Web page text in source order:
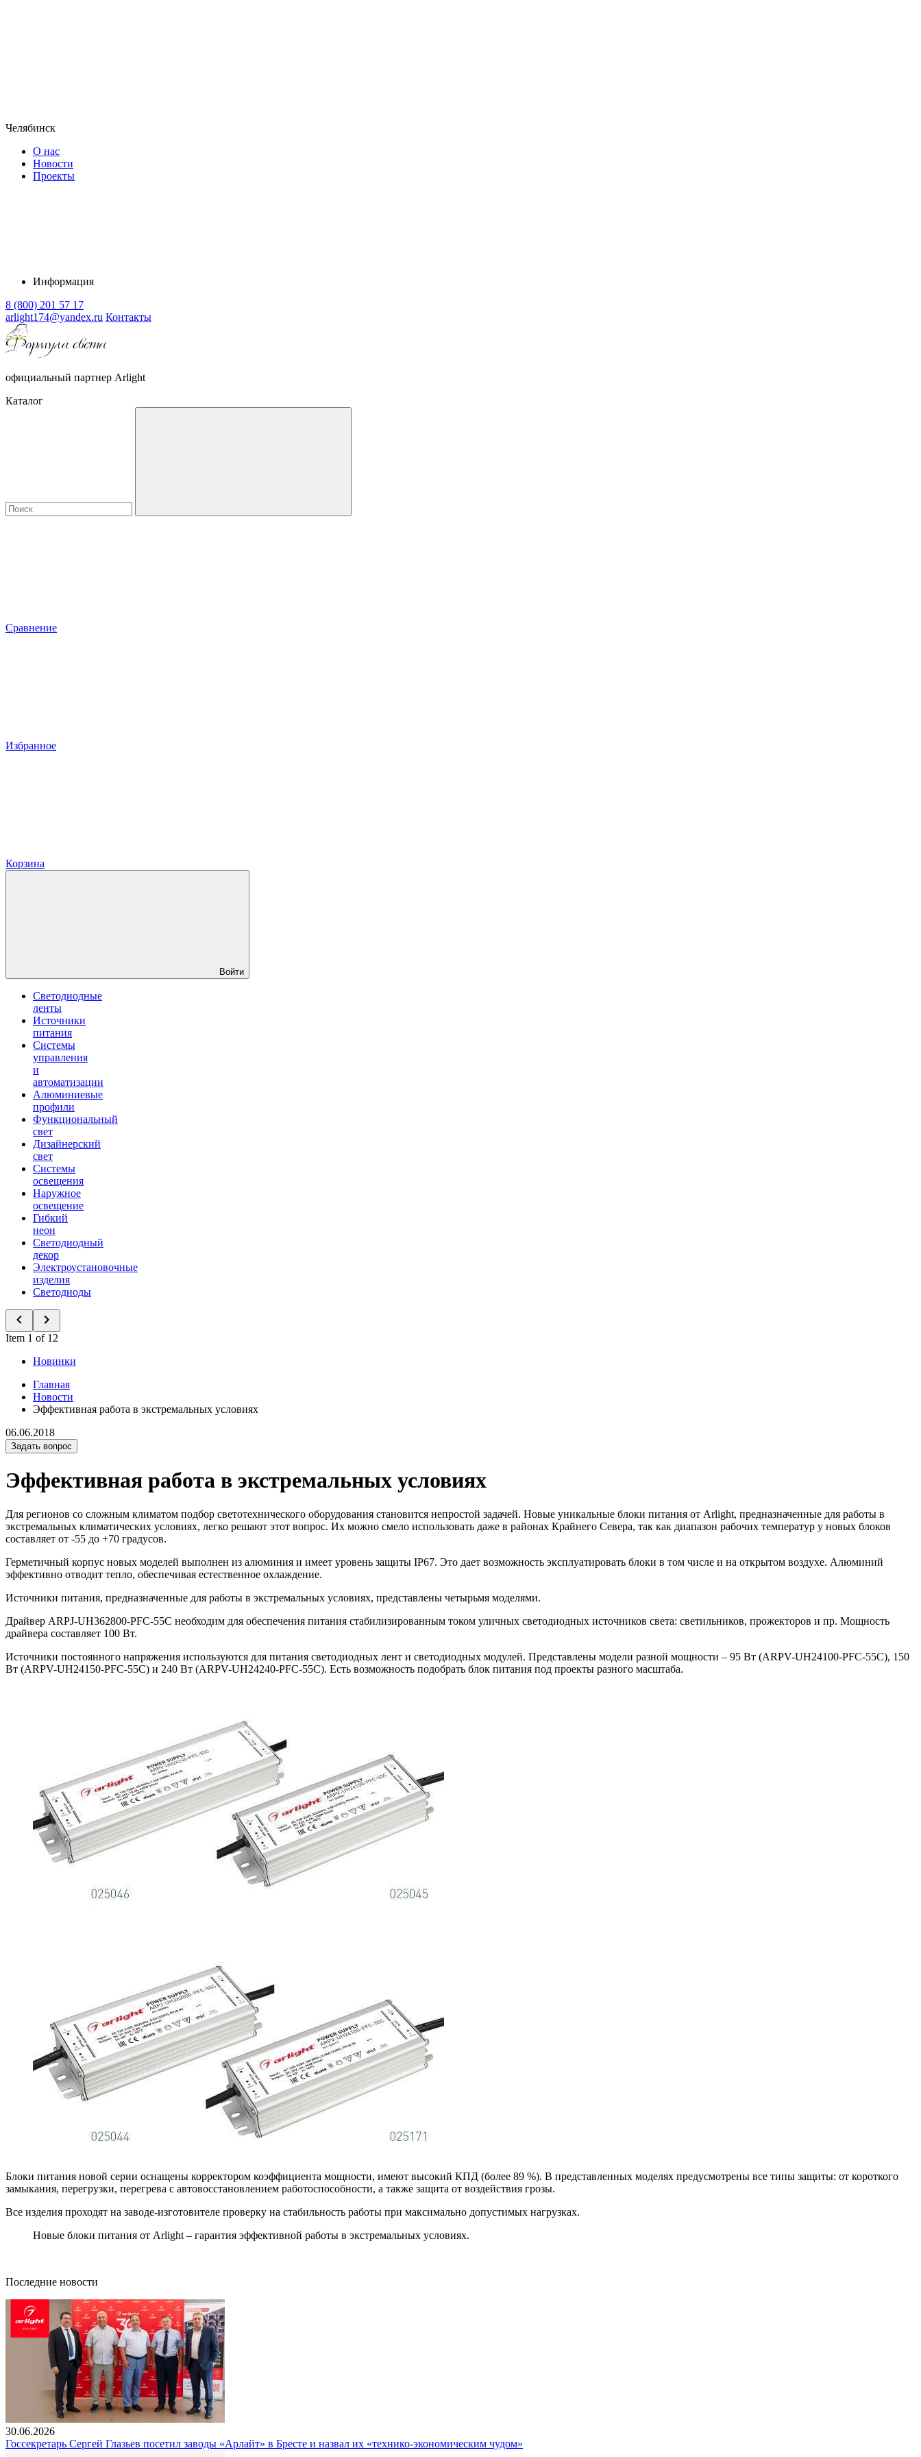
Челябинск
О нас
Новости
Проекты
Информация
8 (800) 201 57 17
arlight174@yandex.ru Контакты
официальный партнер Arlight
Каталог
Сравнение
Избранное
Корзина
Войти
Светодиодные
ленты
Источники
питания
Системы
управления
и
автоматизации
Алюминиевые
профили
Функциональный
свет
Дизайнерский
свет
Системы
освещения
Наружное
освещение
Гибкий
неон
Светодиодный
декор
Электроустановочные
изделия
Светодиоды
Item 1 of 12
Новинки
Главная
Новости
Эффективная работа в экстремальных условиях
06.06.2018
Задать вопрос
Эффективная работа в экстремальных условиях
Для регионов со сложным климатом подбор светотехнического оборудования становится непростой задачей. Новые уникальные блоки питания от Arlight, предназначенные для работы в
экстремальных климатических условиях, легко решают этот вопрос. Их можно смело использовать даже в районах Крайнего Севера, так как диапазон рабочих температур у новых блоков
составляет от -55 до +70 градусов.
Герметичный корпус новых моделей выполнен из алюминия и имеет уровень защиты IP67. Это дает возможность эксплуатировать блоки в том числе и на открытом воздухе. Алюминий
эффективно отводит тепло, обеспечивая естественное охлаждение.
Источники питания, предназначенные для работы в экстремальных условиях, представлены четырьмя моделями.
Драйвер ARPJ-UH362800-PFC-55C необходим для обеспечения питания стабилизированным током уличных светодиодных источников света: светильников, прожекторов и пр. Мощность
драйвера составляет 100 Вт.
Источники постоянного напряжения используются для питания светодиодных лент и светодиодных модулей. Представлены модели разной мощности – 95 Вт (ARPV-UH24100-PFC-55C), 150
Вт (ARPV-UH24150-PFC-55C) и 240 Вт (ARPV-UH24240-PFC-55C). Есть возможность подобрать блок питания под проекты разного масштаба.
Блоки питания новой серии оснащены корректором коэффициента мощности, имеют высокий КПД (более 89 %). В представленных моделях предусмотрены все типы защиты: от короткого
замыкания, перегрузки, перегрева с автовосстановлением работоспособности, а также защита от воздействия грозы.
Все изделия проходят на заводе-изготовителе проверку на стабильность работы при максимально допустимых нагрузках.
Новые блоки питания от Arlight – гарантия эффективной работы в экстремальных условиях.
Последние новости
30.06.2026
Госсекретарь Сергей Глазьев посетил заводы «Арлайт» в Бресте и назвал их «технико-экономическим чудом»